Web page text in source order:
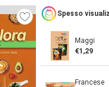
Spesso
Maggi
€1,29
Francese